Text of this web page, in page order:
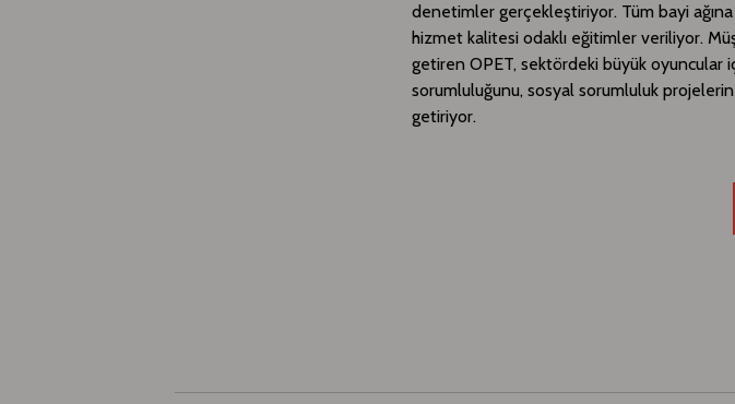
denetimler gerçekleştiriyor. Tüm bayi
hizmet kalitesi odaklı eğitimler veriliyor.
getiren OPET, sektördeki büyük
sorumluluğunu, sosyal sorumluluk
getiriyor.